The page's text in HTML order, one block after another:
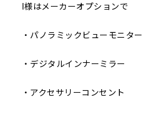
I様はメーカーオプションで
・パノラミックビューモニター
・デジタルインナーミラー
・アクセサリーコンセント